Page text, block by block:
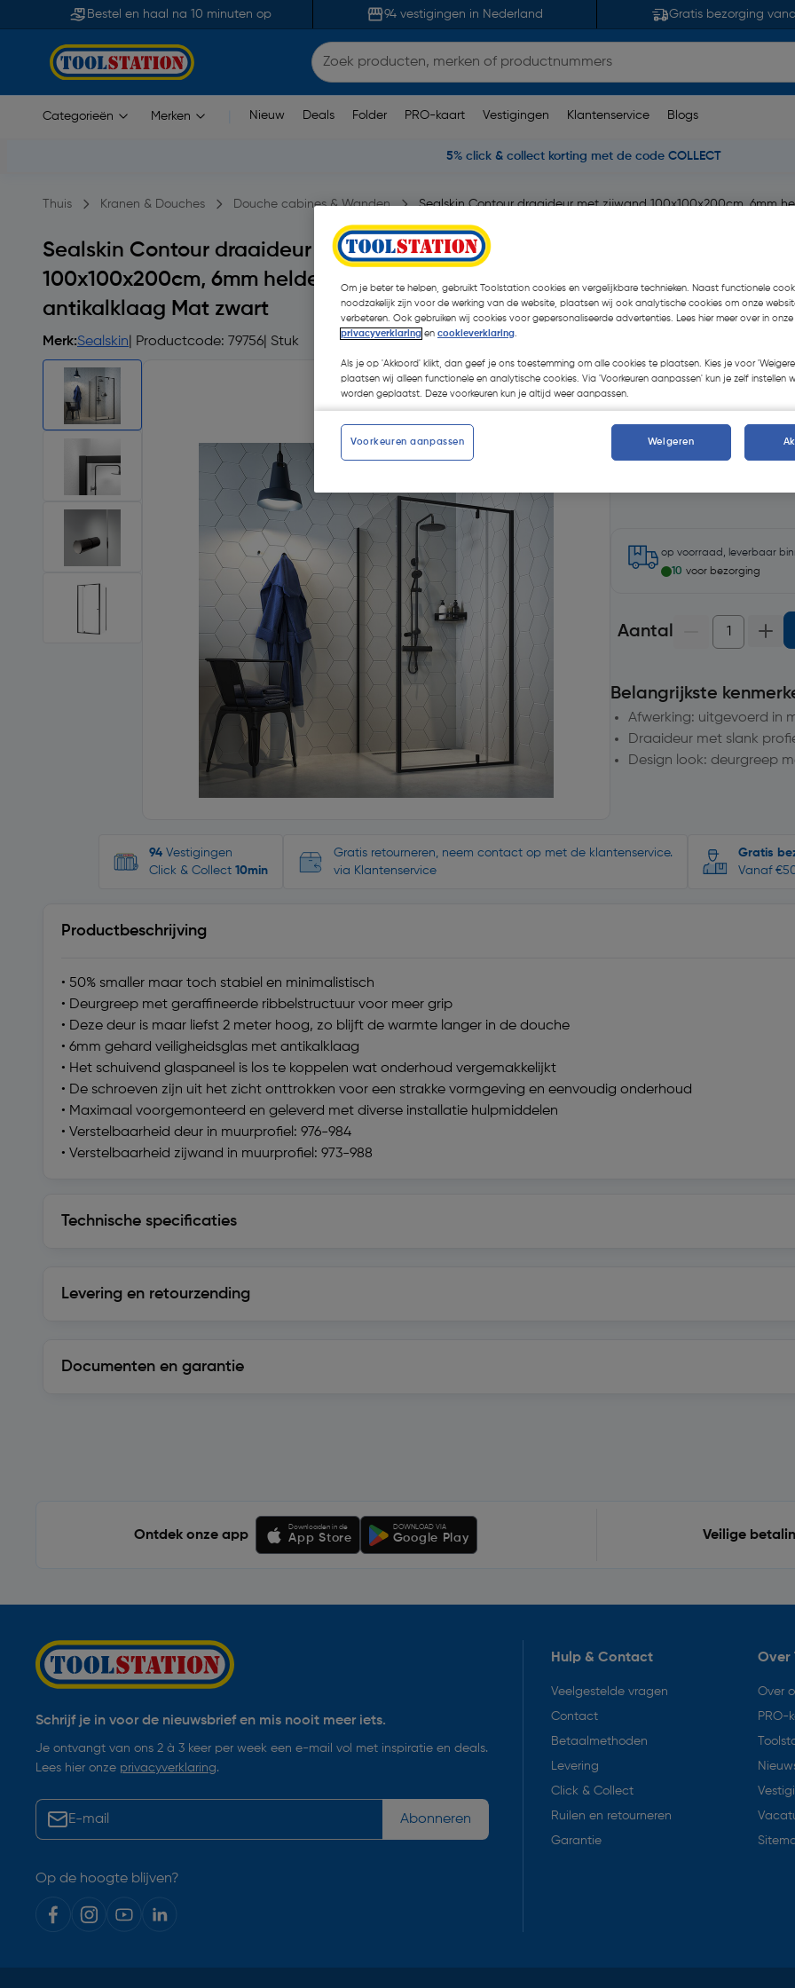
Bestel en haal na 10 minuten op 94 vestigingen in Nederland Gratis bezorging
Categorieën Merken Nieuw Deals Folder PRO-kaart Vestigingen Klantenservice Blogs
5% click & collect korting met de code COLLECT
Thuis Kranen & Douches Douche cabines & Wanden Sealskin Contour draaideur met zijwand 100x100x200cm, 6mm
Sealskin Contour draaideur met zijwand
100x100x200cm, 6mm helder veiligheidsglas met
antikalklaag Mat zwart
Merk:Sealskin | Productcode: 79756 | Stuk
€ 695,00| Excl. btw €
Kies productvariant
op voorraad, leverbaar
10 voor bezorging
Aantal
Belangrijkste
Afwerking: uitgevoerd in
Draaideur met slank
Design look: deurgreep
94 Vestigingen
Click & Collect 10min
Gratis retourneren, neem contact op met de klantenservice.
via Klantenservice
Gratis
Vanaf
Productbeschrijving
• 50% smaller maar toch stabiel en minimalistisch
• Deurgreep met geraffineerde ribbelstructuur voor meer grip
• Deze deur is maar liefst 2 meter hoog, zo blijft de warmte langer in de douche
• 6mm gehard veiligheidsglas met antikalklaag
• Het schuivend glaspaneel is los te koppelen wat onderhoud vergemakkelijkt
• De schroeven zijn uit het zicht onttrokken voor een strakke vormgeving en eenvoudig onderhoud
• Maximaal voorgemonteerd en geleverd met diverse installatie hulpmiddelen
• Verstelbaarheid deur in muurprofiel: 976-984
• Verstelbaarheid zijwand in muurprofiel: 973-988
Technische specificaties
Levering en retourzending
Documenten en garantie
Ontdek onze app
Downloaden in de
App Store
DOWNLOAD VIA
Google Play Veilige
Schrijf je in voor de nieuwsbrief en mis nooit meer iets.
Je ontvangt van ons 2 à 3 keer per week een e-mail vol met inspiratie en deals.
Lees hier onze privacyverklaring.
Abonneren
Op de hoogte blijven?
Hulp & Contact
Veelgestelde vragen
Contact
Betaalmethoden
Levering
Click & Collect
Ruilen en retourneren
Garantie
Over
Over
PRO-
Om je beter te helpen, gebruikt Toolstation cookies en vergelijkbare technieken. Naast functionele
noodzakelijk zijn voor de werking van de website, plaatsen wij ook analytische cookies om onze
verbeteren. Ook gebruiken wij cookies voor gepersonaliseerde advertenties. Lees hier meer over in onze
privacyverklaring en cookieverklaring.
Als je op 'Akkoord' klikt, dan geef je ons toestemming om alle cookies te plaatsen. Kies je voor
plaatsen wij alleen functionele en analytische cookies. Via 'Voorkeuren aanpassen' kun je zelf instellen
worden geplaatst. Deze voorkeuren kun je altijd weer aanpassen.
Voorkeuren aanpassen Weigeren